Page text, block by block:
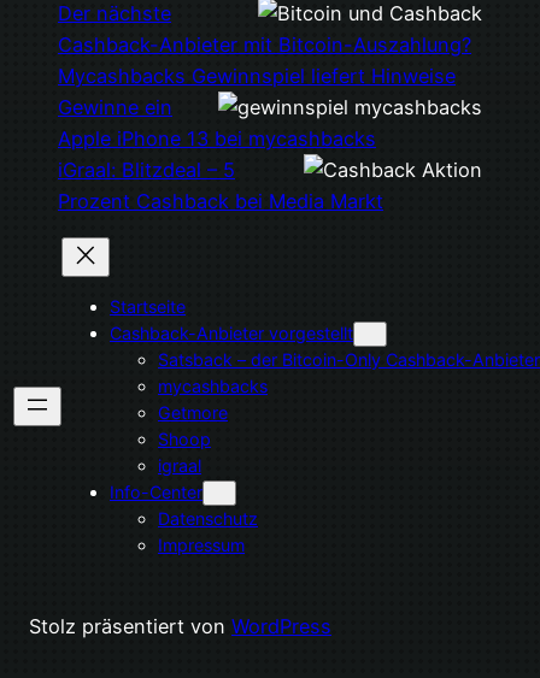
Der nächste
Cashback-Anbieter mit Bitcoin-Auszahlung?
Mycashbacks Gewinnspiel liefert Hinweise
Gewinne ein
Apple iPhone 13 bei mycashbacks
iGraal: Blitzdeal – 5
Prozent Cashback bei Media Markt
Startseite
Cashback-Anbieter vorgestellt
Satsback – der Bitcoin-Only Cashback-Anbieter
mycashbacks
Getmore
Shoop
igraal
Info-Center
Datenschutz
Impressum
Stolz präsentiert von WordPress